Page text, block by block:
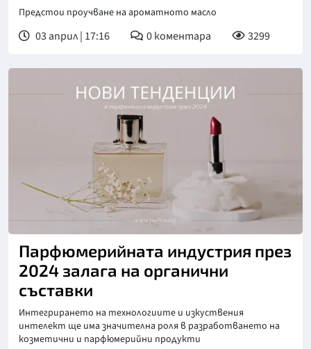
Предстои проучване на ароматното масло
03 април | 17:16 0коментара 3299
Парфюмерийната индустрия през
2024 залага на органични
съставки
Интегрирането на технологиите и изкуствения
интелект ще има значителна роля в разработването на
козметични и парфюмерийни продукти